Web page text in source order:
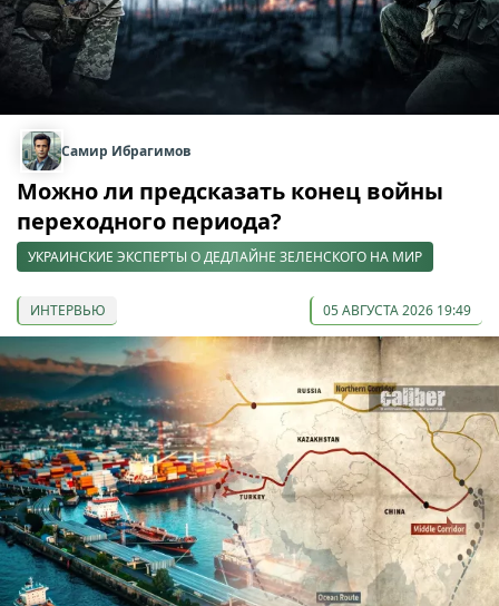
Самир Ибрагимов
Можно ли предсказать конец войны
переходного периода?
УКРАИНСКИЕ ЭКСПЕРТЫ О ДЕДЛАЙНЕ ЗЕЛЕНСКОГО НА МИР
ИНТЕРВЬЮ 05 АВГУСТА 2026 19:49